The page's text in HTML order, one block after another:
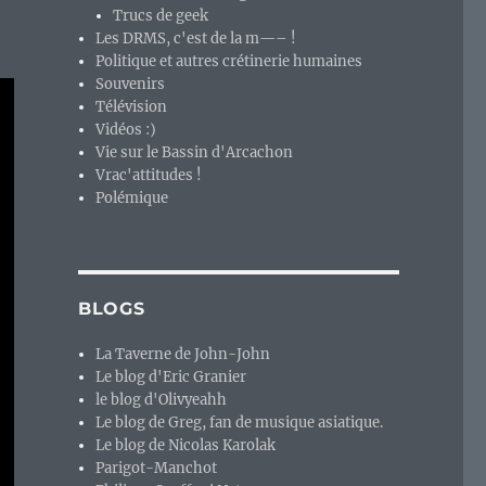
Trucs de geek
Les DRMS, c'est de la m—– !
Politique et autres crétinerie humaines
Souvenirs
Télévision
Vidéos :)
Vie sur le Bassin d'Arcachon
Vrac'attitudes !
Polémique
BLOGS
La Taverne de John-John
Le blog d'Eric Granier
le blog d'Olivyeahh
Le blog de Greg, fan de musique asiatique.
Le blog de Nicolas Karolak
Parigot-Manchot